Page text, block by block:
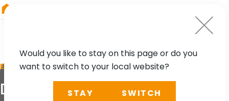
EVENT
DVW TLS-Seminar Fulda
Would you like to stay on this page or do you
want to switch to your local website?
STAY SWITCH